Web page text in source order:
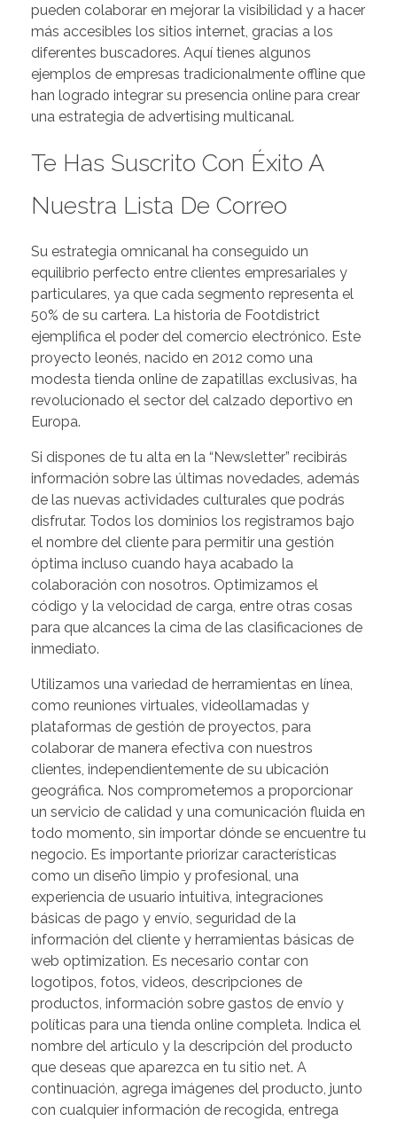
pueden colaborar en mejorar la visibilidad y a hacer
más accesibles los sitios internet, gracias a los
diferentes buscadores. Aquí tienes algunos
ejemplos de empresas tradicionalmente offline que
han logrado integrar su presencia online para crear
una estrategia de advertising multicanal.
Te Has Suscrito Con Éxito A
Nuestra Lista De Correo
Su estrategia omnicanal ha conseguido un
equilibrio perfecto entre clientes empresariales y
particulares, ya que cada segmento representa el
50% de su cartera. La historia de Footdistrict
ejemplifica el poder del comercio electrónico. Este
proyecto leonés, nacido en 2012 como una
modesta tienda online de zapatillas exclusivas, ha
revolucionado el sector del calzado deportivo en
Europa.
Si dispones de tu alta en la “Newsletter” recibirás
información sobre las últimas novedades, además
de las nuevas actividades culturales que podrás
disfrutar. Todos los dominios los registramos bajo
el nombre del cliente para permitir una gestión
óptima incluso cuando haya acabado la
colaboración con nosotros. Optimizamos el
código y la velocidad de carga, entre otras cosas
para que alcances la cima de las clasificaciones de
inmediato.
Utilizamos una variedad de herramientas en línea,
como reuniones virtuales, videollamadas y
plataformas de gestión de proyectos, para
colaborar de manera efectiva con nuestros
clientes, independientemente de su ubicación
geográfica. Nos comprometemos a proporcionar
un servicio de calidad y una comunicación fluida en
todo momento, sin importar dónde se encuentre tu
negocio. Es importante priorizar características
como un diseño limpio y profesional, una
experiencia de usuario intuitiva, integraciones
básicas de pago y envío, seguridad de la
información del cliente y herramientas básicas de
web optimization. Es necesario contar con
logotipos, fotos, videos, descripciones de
productos, información sobre gastos de envío y
políticas para una tienda online completa. Indica el
nombre del artículo y la descripción del producto
que deseas que aparezca en tu sitio net. A
continuación, agrega imágenes del producto, junto
con cualquier información de recogida, entrega